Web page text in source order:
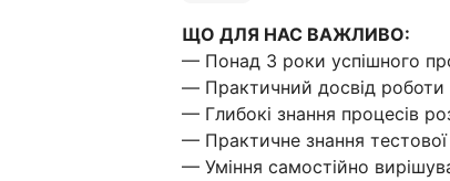
ЩО ДЛЯ НАС ВАЖЛИВО:
— Понад 3 роки успішного
— Практичний досвід
— Глибокі знання процесів
— Практичне знання
— Уміння самостійно